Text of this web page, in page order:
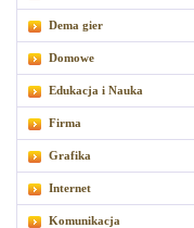
Dema gier
Domowe
Edukacja i Nauka
Firma
Grafika
Internet
Komunikacja